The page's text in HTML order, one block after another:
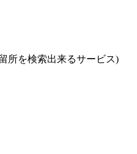
所を検索出来るサービス)